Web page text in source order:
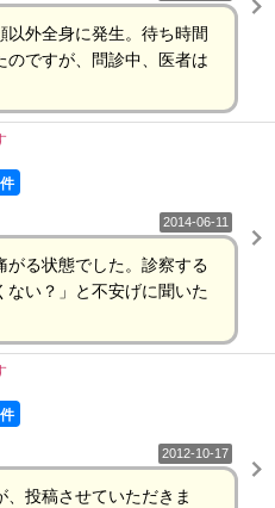
外全身に発生。待ち時間
ですが、問診中、医者は
2014-06-11
がる状態でした。診察する
い？」と不安げに聞いた
2012-10-17
投稿させていただきま